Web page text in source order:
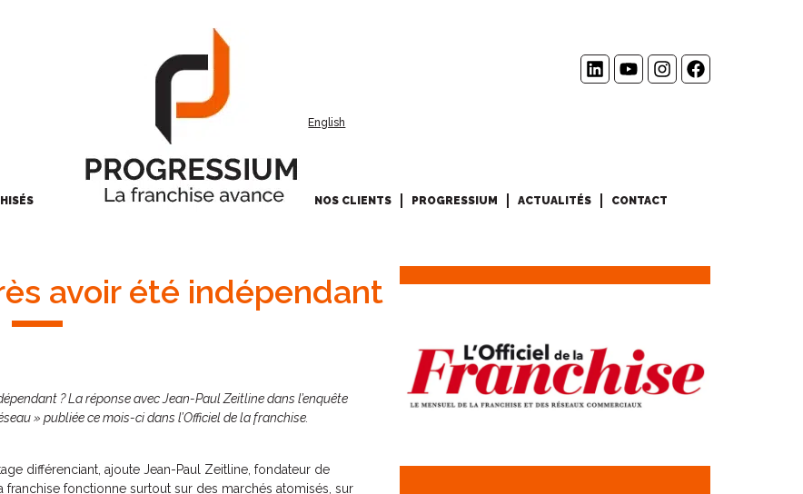
English
NOS CLIENTS PROGRESSIUM ACTUALITÉS CONTACT
avoir été indépendant
? La réponse avec Jean-Paul Zeitline dans l’enquête
» publiée ce mois-ci dans l’Officiel de la franchise.
différenciant, ajoute Jean-Paul Zeitline, fondateur de
franchise fonctionne surtout sur des marchés atomisés, sur